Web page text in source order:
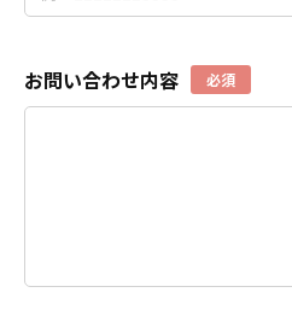
お問い合わせ内容 必須